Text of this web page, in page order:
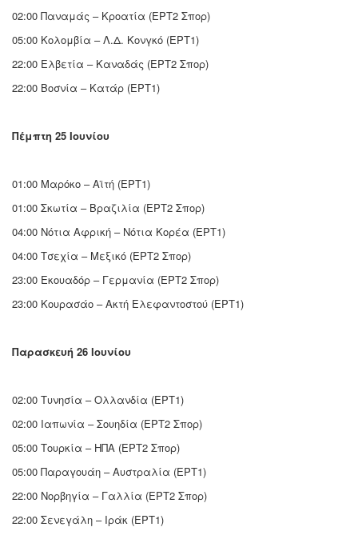
02:00 Παναμάς – Κροατία (ΕΡΤ2 Σπορ)
05:00 Κολομβία – Λ.Δ. Κονγκό (ΕΡΤ1)
22:00 Ελβετία – Καναδάς (ΕΡΤ2 Σπορ)
22:00 Βοσνία – Κατάρ (ΕΡΤ1)
Πέμπτη 25 Ιουνίου
01:00 Μαρόκο – Αϊτή (ΕΡΤ1)
01:00 Σκωτία – Βραζιλία (ΕΡΤ2 Σπορ)
04:00 Νότια Αφρική – Νότια Κορέα (ΕΡΤ1)
04:00 Τσεχία – Μεξικό (ΕΡΤ2 Σπορ)
23:00 Εκουαδόρ – Γερμανία (ΕΡΤ2 Σπορ)
23:00 Κουρασάο – Ακτή Ελεφαντοστού (ΕΡΤ1)
Παρασκευή 26 Ιουνίου
02:00 Τυνησία – Ολλανδία (ΕΡΤ1)
02:00 Ιαπωνία – Σουηδία (ΕΡΤ2 Σπορ)
05:00 Τουρκία – ΗΠΑ (ΕΡΤ2 Σπορ)
05:00 Παραγουάη – Αυστραλία (ΕΡΤ1)
22:00 Νορβηγία – Γαλλία (ΕΡΤ2 Σπορ)
22:00 Σενεγάλη – Ιράκ (ΕΡΤ1)